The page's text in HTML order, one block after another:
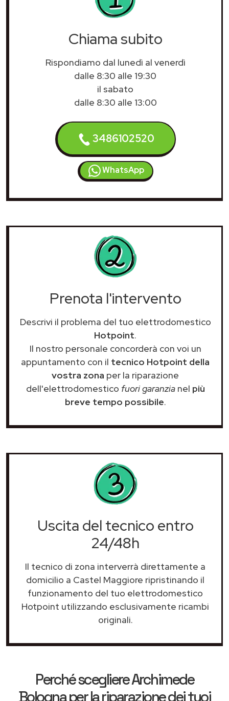
Chiama subito
Rispondiamo dal lunedì al venerdì
dalle 8:30 alle 19:30
il sabato
dalle 8:30 alle 13:00
3486102520
WhatsApp
Prenota l'intervento
Descrivi il problema del tuo elettrodomestico
Hotpoint.
Il nostro personale concorderà con voi un
appuntamento con il tecnico Hotpoint della
vostra zona per la riparazione
dell'elettrodomestico fuori garanzianel più
breve tempo possibile.
Uscita del tecnico entro
24/48h
Il tecnico di zona interverrà direttamente a
domicilio a Castel Maggiore ripristinando il
funzionamento del tuo elettrodomestico
Hotpoint utilizzando esclusivamente ricambi
originali.
Perché scegliereArchimede
Bolognaper la riparazione dei tuoi